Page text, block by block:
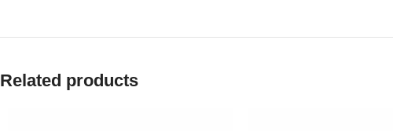
Related products